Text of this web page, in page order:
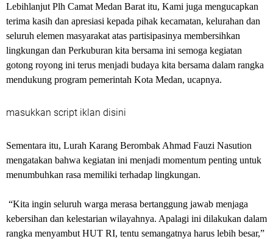
Lebihlanjut Plh Camat Medan Barat itu, Kami juga mengucapkan
terima kasih dan apresiasi kepada pihak kecamatan, kelurahan dan
seluruh elemen masyarakat atas partisipasinya membersihkan
lingkungan dan Perkuburan kita bersama ini semoga kegiatan
gotong royong ini terus menjadi budaya kita bersama dalam rangka
mendukung program pemerintah Kota Medan, ucapnya.
masukkan script iklan disini
Sementara itu, Lurah Karang Berombak Ahmad Fauzi Nasution
mengatakan bahwa kegiatan ini menjadi momentum penting untuk
menumbuhkan rasa memiliki terhadap lingkungan.
“Kita ingin seluruh warga merasa bertanggung jawab menjaga
kebersihan dan kelestarian wilayahnya. Apalagi ini dilakukan dalam
rangka menyambut HUT RI, tentu semangatnya harus lebih besar,”